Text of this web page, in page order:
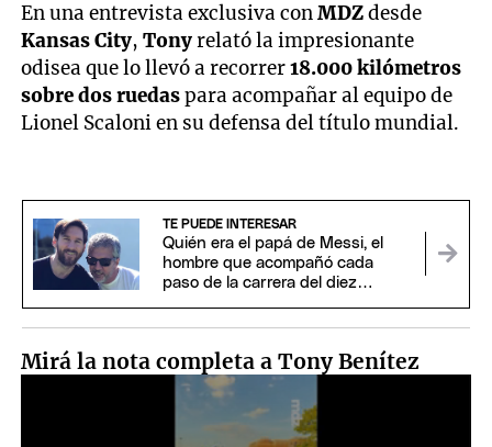
En una entrevista exclusiva conMDZdesde
Kansas City,Tonyrelató la impresionante
odisea que lo llevó a recorrer18.000 kilómetros
sobre dos ruedaspara acompañar al equipo de
Lionel Scaloni en su defensa del título mundial.
TE PUEDE INTERESAR
Quién era el papá de Messi, el
hombre que acompañó cada
paso de la carrera del diez
Mirá la nota completa a Tony Benítez